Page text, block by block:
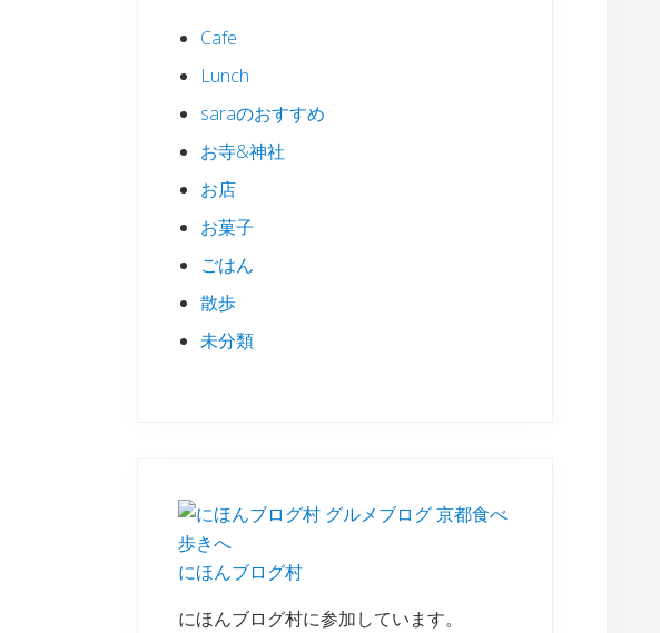
Cafe
Lunch
saraのおすすめ
お寺&神社
お店
お菓子
ごはん
散歩
未分類
にほんブログ村
にほんブログ村に参加しています。